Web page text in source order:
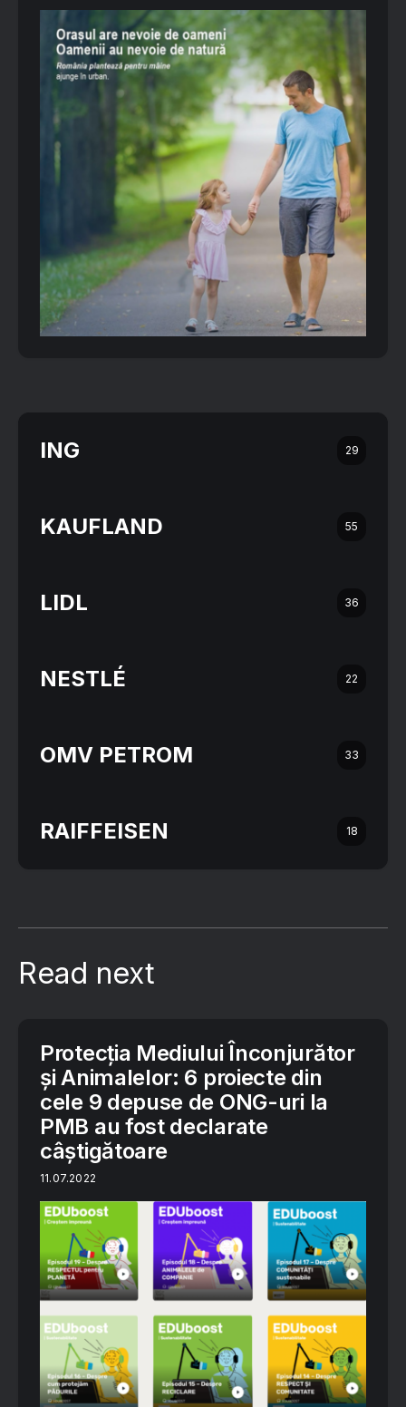
ING 29
KAUFLAND 55
LIDL 36
NESTLÉ 22
OMV PETROM 33
RAIFFEISEN 18
Read next
Protecția Mediului Înconjurător
și Animalelor: 6 proiecte din
cele 9 depuse de ONG-uri la
PMB au fost declarate
câștigătoare
11.07.2022